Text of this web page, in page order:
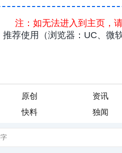
原创 资讯
快料 独闻